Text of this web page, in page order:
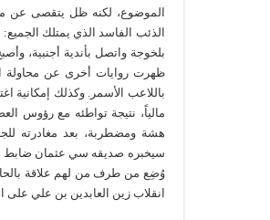
الموضوع، لكنه ظل يتقصى عن
الذئب الفاسد الذي يمتلك
بلخوجة واتصل بأندية أجنبية،
ظهرت روايات أخرى عن محاولة
باللاعب الأسمر. وكذلك إمكانية
مالياً، نتيجة تواطئه مع رؤوس
سيخبره صديقه سي عثمان ضابط
وُضِع من طرف من لهم علاقة
انقلاب زين العابدين بن علي على